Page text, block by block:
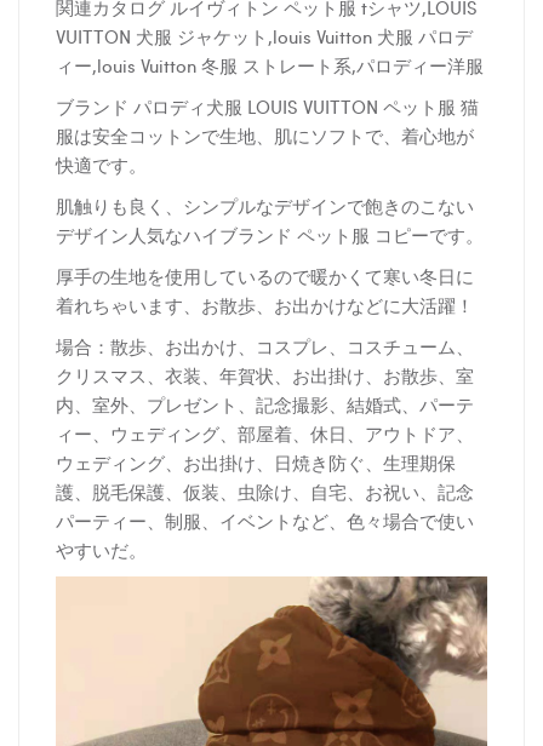
関連カタログ ルイヴィトン ペット服 tシャツ,LOUIS
VUITTON 犬服 ジャケット,louis Vuitton 犬服 パロデ
ィー,louis Vuitton 冬服 ストレート系,パロディー洋服
ブランド パロディ犬服 LOUIS VUITTON ペット服 猫
服は安全コットンで生地、肌にソフトで、着心地が
快適です。
肌触りも良く、シンプルなデザインで飽きのこない
デザイン人気なハイブランド ペット服 コピーです。
厚手の生地を使用しているので暖かくて寒い冬日に
着れちゃいます、お散歩、お出かけなどに大活躍！
場合：散歩、お出かけ、コスプレ、コスチューム、
クリスマス、衣装、年賀状、お出掛け、お散歩、室
内、室外、プレゼント、記念撮影、結婚式、パーテ
ィー、ウェディング、部屋着、休日、アウトドア、
ウェディング、お出掛け、日焼き防ぐ、生理期保
護、脱毛保護、仮装、虫除け、自宅、お祝い、記念
パーティー、制服、イベントなど、色々場合で使い
やすいだ。